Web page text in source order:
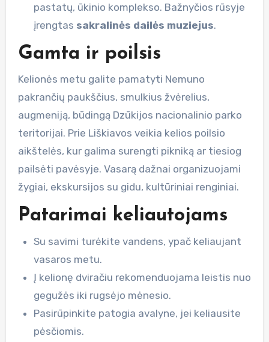
pastatų, ūkinio komplekso. Bažnyčios rūsyje
įrengtas sakralinės dailės muziejus.
Gamta ir poilsis
Kelionės metu galite pamatyti Nemuno
pakrančių paukščius, smulkius žvėrelius,
augmeniją, būdingą Dzūkijos nacionalinio parko
teritorijai. Prie Liškiavos veikia kelios poilsio
aikštelės, kur galima surengti pikniką ar tiesiog
pailsėti pavėsyje. Vasarą dažnai organizuojami
žygiai, ekskursijos su gidu, kultūriniai renginiai.
Patarimai keliautojams
Su savimi turėkite vandens, ypač keliaujant
vasaros metu.
Į kelionę dviračiu rekomenduojama leistis nuo
gegužės iki rugsėjo mėnesio.
Pasirūpinkite patogia avalyne, jei keliausite
pėsčiomis.